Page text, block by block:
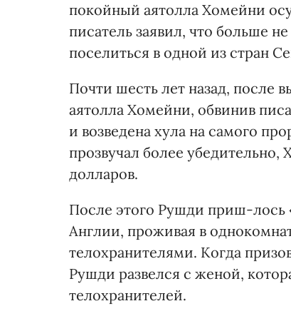
покойный аятолла Хомейни
писатель заявил, что больше
поселиться в одной из стран
Почти шесть лет назад, после
аятолла Хомейни, обвинив
и возведена хула на самого
прозвучал более
долларов.
После этого Рушди приш-лось
Англии, проживая в
телохранителями. Когда
Рушди развелся с женой,
телохранителей.